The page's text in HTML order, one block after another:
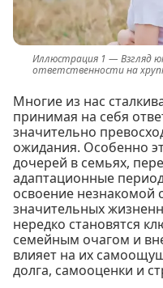
Взгляд
ответственности на
Многие из нас
принимая на себя
значительно
ожидания. Особенно
дочерей в семьях,
адаптационные
освоение незнакомой
значительных
нередко становятся
семейным очагом и
влияет на их
долга, самооценки и